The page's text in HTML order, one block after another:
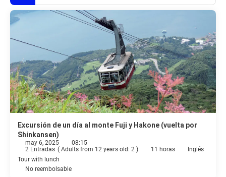
Excursión de un día al monte Fuji y Hakone (vuelta por
Shinkansen)
may 6, 2025
08:15
2 Entradas ( Adults from 12 years old: 2 ) 11 horas
Inglés
Tour with lunch
No reembolsable